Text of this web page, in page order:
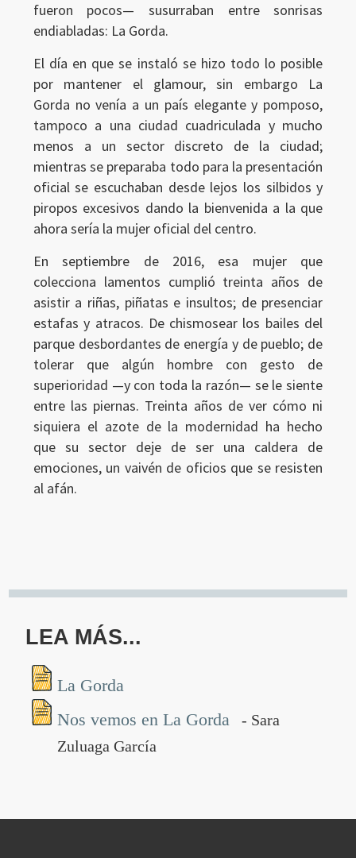
fueron pocos— susurraban entre sonrisas
endiabladas: La Gorda.
El día en que se instaló se hizo todo lo posible
por mantener el glamour, sin embargo La
Gorda no venía a un país elegante y pomposo,
tampoco a una ciudad cuadriculada y mucho
menos a un sector discreto de la ciudad;
mientras se preparaba todo para la presentación
oficial se escuchaban desde lejos los silbidos y
piropos excesivos dando la bienvenida a la que
ahora sería la mujer oficial del centro.
En septiembre de 2016, esa mujer que
colecciona lamentos cumplió treinta años de
asistir a riñas, piñatas e insultos; de presenciar
estafas y atracos. De chismosear los bailes del
parque desbordantes de energía y de pueblo; de
tolerar que algún hombre con gesto de
superioridad —y con toda la razón— se le siente
entre las piernas. Treinta años de ver cómo ni
siquiera el azote de la modernidad ha hecho
que su sector deje de ser una caldera de
emociones, un vaivén de oficios que se resisten
al afán.
LEA MÁS...
La Gorda
Nos vemos en La Gorda
- Sara
Zuluaga García
Ingresar